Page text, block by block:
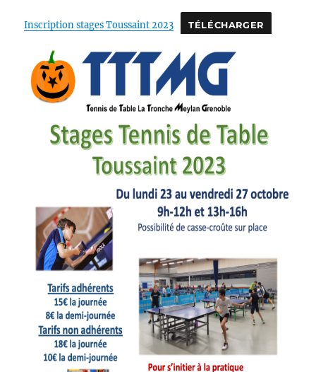
Inscription stages Toussaint 2023 TÉLÉCHARGER